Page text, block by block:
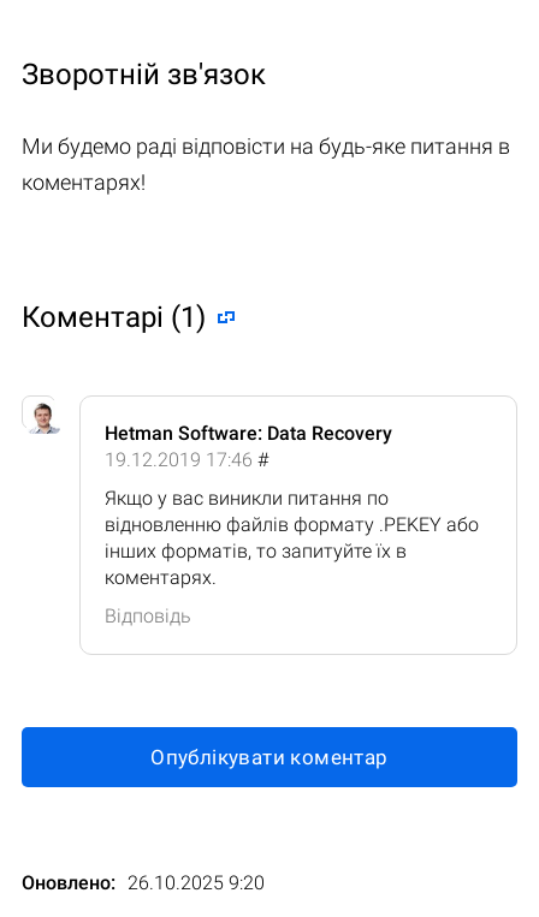
Зворотній зв'язок
Ми будемо раді відповісти на будь-яке питання в
коментарях!
Коментарі (1)
Hetman Software: Data Recovery
19.12.2019 17:46 #
Якщо у вас виникли питання по
відновленню файлів формату .PEKEY або
інших форматів, то запитуйте їх в
коментарях.
Відповідь
Опублікувати коментар
Оновлено: 26.10.2025 9:20